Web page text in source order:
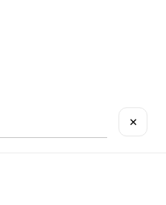
olup tanıtımda
✕